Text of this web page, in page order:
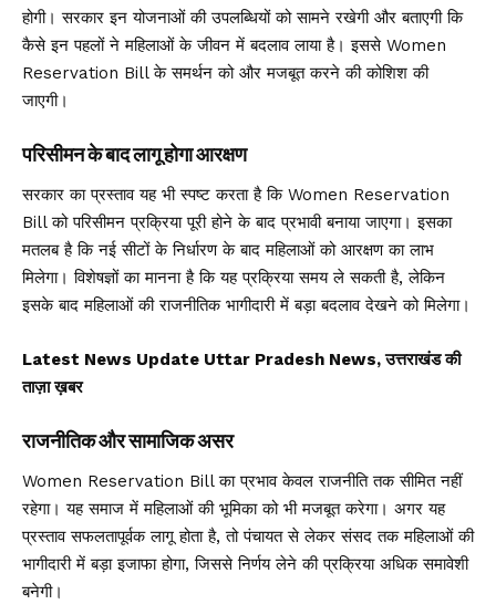
होगी। सरकार इन योजनाओं की उपलब्धियों को सामने रखेगी और बताएगी कि
कैसे इन पहलों ने महिलाओं के जीवन में बदलाव लाया है। इससे Women
Reservation Bill के समर्थन को और मजबूत करने की कोशिश की
जाएगी।
परिसीमन के बाद लागू होगा आरक्षण
सरकार का प्रस्ताव यह भी स्पष्ट करता है कि Women Reservation
Bill को परिसीमन प्रक्रिया पूरी होने के बाद प्रभावी बनाया जाएगा। इसका
मतलब है कि नई सीटों के निर्धारण के बाद महिलाओं को आरक्षण का लाभ
मिलेगा। विशेषज्ञों का मानना है कि यह प्रक्रिया समय ले सकती है, लेकिन
इसके बाद महिलाओं की राजनीतिक भागीदारी में बड़ा बदलाव देखने को मिलेगा।
Latest News Update Uttar Pradesh News, उत्तराखंड की
ताज़ा ख़बर
राजनीतिक और सामाजिक असर
Women Reservation Bill का प्रभाव केवल राजनीति तक सीमित नहीं
रहेगा। यह समाज में महिलाओं की भूमिका को भी मजबूत करेगा। अगर यह
प्रस्ताव सफलतापूर्वक लागू होता है, तो पंचायत से लेकर संसद तक महिलाओं की
भागीदारी में बड़ा इजाफा होगा, जिससे निर्णय लेने की प्रक्रिया अधिक समावेशी
बनेगी।